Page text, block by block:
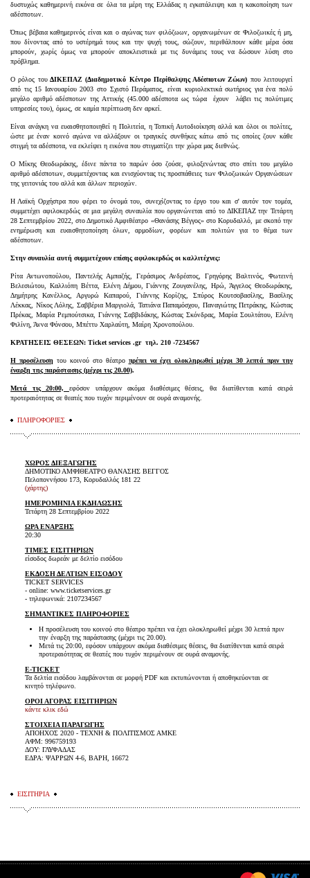
δυστυχώς καθημερινή εικόνα σε όλα τα μέρη της Ελλάδας η εγκατάλειψη και η κακοποίηση των
αδέσποτων.
Όπως βέβαια καθημερινός είναι και ο αγώνας των φιλόζωων, οργανωμένων σε Φιλοζωικές ή μη,
που δίνοντας από το υστέρημά τους και την ψυχή τους, σώζουν, περιθάλπουν κάθε μέρα όσα
μπορούν, χωρίς όμως να μπορούν αποκλειστικά με τις δυνάμεις τους να δώσουν λύση στο
πρόβλημα.
Ο ρόλος τουΔΙΚΕΠΑΖ (Διαδημοτικό Κέντρο Περίθαλψης Αδέσποτων Ζώων) που λειτουργεί
από τις 15 Ιανουαρίου 2003 στο Σχιστό Περάματος, είναι κυριολεκτικά σωτήριος για ένα πολύ
μεγάλο αριθμό αδέσποτων της Αττικής (45.000 αδέσποτα ως τώρα έχουν λάβει τις πολύτιμες
υπηρεσίες του), όμως, σε καμία περίπτωση δεν αρκεί.
Είναι ανάγκη να ευαισθητοποιηθεί η Πολιτεία, η Τοπική Αυτοδιοίκηση αλλά και όλοι οι πολίτες,
ώστε με έναν κοινό αγώνα να αλλάξουν οι τραγικές συνθήκες κάτω από τις οποίες ζουν κάθε
στιγμή τα αδέσποτα, να εκλείψει η εικόνα που στιγματίζει την χώρα μας διεθνώς.
Ο Μίκης Θεοδωράκης, έδινε πάντα το παρών όσο ζούσε, φιλοξενώντας στο σπίτι του μεγάλο
αριθμό αδέσποτων, συμμετέχοντας και ενισχύοντας τις προσπάθειες των Φιλοζωικών Οργανώσεων
της γειτονιάς του αλλά και άλλων περιοχών.
Η Λαϊκή Ορχήστρα που φέρει το όνομά του, συνεχίζοντας το έργο του και σ' αυτόν τον τομέα,
συμμετέχει αφιλοκερδώς σε μια μεγάλη συναυλία που οργανώνεται από το ΔΙΚΕΠΑΖ την Τετάρτη
28 Σεπτεμβρίου 2022, στο Δημοτικό Αμφιθέατρο «Θανάσης Βέγγος» στο Κορυδαλλό, με σκοπό την
ενημέρωση και ευαισθητοποίηση όλων, αρμοδίων, φορέων και πολιτών για το θέμα των
αδέσποτων.
Στην συναυλία αυτή συμμετέχουν επίσης αφιλοκερδώς οι καλλιτέχνες:
Ρίτα Αντωνοπούλου, Παντελής Αμπαζής, Γεράσιμος Ανδρέατος, Γρηγόρης Βαλτινός, Φωτεινή
Βελεσιώτου, Καλλιόπη Βέττα, Ελένη Δήμου, Γιάννης Ζουγανέλης, Ηρώ, Άγγελος Θεοδωράκης,
Δημήτρης Κανέλλος, Αργυρώ Καπαρού, Γιάννης Κορίζης, Σπύρος Κουτσοβασίλης, Βασίλης
Λέκκας, Νίκος Λόλης, Σαββέρια Μαργιολά, Τατιάνα Παπαμόσχου, Παναγιώτης Πετράκης, Κώστας
Πρέκας, Μαρία Ρεμπούτσικα, Γιάννης Σαββιδάκης, Κώστας Σκόνδρας, Μαρία Σουλτάτου, Ελένη
Φιλίνη, Άννα Φόνσου, Μπέττυ Χαρλαύτη, Μαίρη Χρονοπούλου.
ΚΡΑΤΗΣΕΙΣ ΘΕΣΕΩΝ: Ticket services .gr τηλ. 210 -7234567
Η προσέλευση του κοινού στο θέατρο πρέπει να έχει ολοκληρωθεί μέχρι 30 λεπτά πριν την
έναρξη της παράστασης (μέχρι τις 20.00).
Μετά τις 20:00, εφόσον υπάρχουν ακόμα διαθέσιμες θέσεις, θα διατίθενται κατά σειρά
προτεραιότητας σε θεατές που τυχόν περιμένουν σε ουρά αναμονής.
ΠΛΗΡΟΦΟΡΙΕΣ
ΧΩΡΟΣ ΔΙΕΞΑΓΩΓΗΣ
ΔΗΜΟΤΙΚΟ ΑΜΦΙΘΕΑΤΡΟ ΘΑΝΑΣΗΣ ΒΕΓΓΟΣ
Πελοποννήσου 173, Κορυδαλλός 181 22
(χάρτης)
ΗΜΕΡΟΜΗΝΙΑ ΕΚΔΗΛΩΣΗΣ
Τετάρτη 28 Σεπτεμβρίου 2022
ΩΡΑ ΕΝΑΡΞΗΣ
20:30
ΤΙΜΕΣ ΕΙΣΙΤΗΡΙΩΝ
είσοδος δωρεάν με δελτίο εισόδου
ΕΚΔΟΣΗ ΔΕΛΤΙΩΝ ΕΙΣΟΔΟΥ
TICKET SERVICES
- online: www.ticketservices.gr
- τηλεφωνικά: 2107234567
ΣΗΜΑΝΤΙΚΕΣ ΠΛΗΡΟΦΟΡΙΕΣ
Η προσέλευση του κοινού στο θέατρο πρέπει να έχει ολοκληρωθεί μέχρι 30 λεπτά πριν
την έναρξη της παράστασης (μέχρι τις 20.00).
Μετά τις 20:00, εφόσον υπάρχουν ακόμα διαθέσιμες θέσεις, θα διατίθενται κατά σειρά
προτεραιότητας σε θεατές που τυχόν περιμένουν σε ουρά αναμονής.
E-TICKET
Τα δελτία εισόδου λαμβάνονται σε μορφή PDF και εκτυπώνονται ή αποθηκεύονται σε
κινητό τηλέφωνο.
ΟΡΟΙ ΑΓΟΡΑΣ ΕΙΣΙΤΗΡΙΩΝ
κάντε κλικ εδώ
ΣΤΟΙΧΕΙΑ ΠΑΡΑΓΩΓΗΣ
ΑΠΟΗΧΟΣ 2020 - ΤΕΧΝΗ & ΠΟΛΙΤΙΣΜΟΣ ΑΜΚΕ
ΑΦΜ: 996759193
ΔΟΥ: ΓΛΥΦΑΔΑΣ
ΕΔΡΑ: ΨΑΡΡΩΝ 4-6, ΒΑΡΗ, 16672
ΕΙΣΙΤΗΡΙΑ